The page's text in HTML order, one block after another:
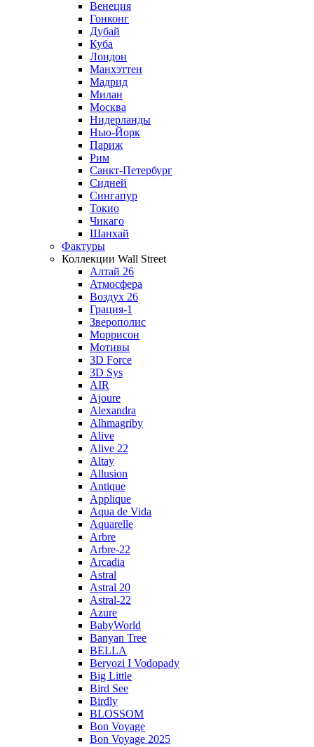
Венеция
Гонконг
Дубай
Куба
Лондон
Манхэттен
Мадрид
Милан
Москва
Нидерланды
Нью-Йорк
Париж
Рим
Санкт-Петербург
Сидней
Сингапур
Токио
Чикаго
Шанхай
Фактуры
Коллекции Wall Street
Алтай 26
Атмосфера
Воздух 26
Грация-1
Зверополис
Моррисон
Мотивы
3D Force
3D Sys
AIR
Ajoure
Alexandra
Alhmagriby
Alive
Alive 22
Altay
Allusion
Antique
Applique
Aqua de Vida
Aquarelle
Arbre
Arbre-22
Arcadia
Astral
Astral 20
Astral-22
Azure
BabyWorld
Banyan Tree
BELLA
Beryozi I Vodopady
Big Little
Bird See
Birdly
BLOSSOM
Bon Voyage
Bon Voyage 2025